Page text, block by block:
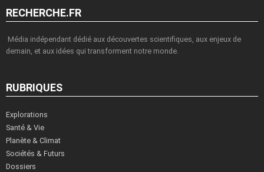
RECHERCHE.FR
Média indépendant dédié aux découvertes scientifiques, aux enjeux de
demain, et aux idées qui transforment notre monde.
RUBRIQUES
Explorations
Santé & Vie
Planète & Climat
Sociétés & Futurs
Dossiers